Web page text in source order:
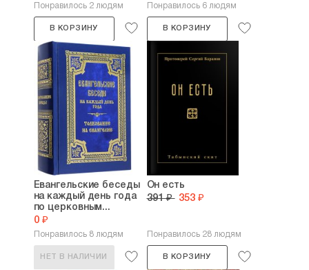
Понравилось 2 людям
В КОРЗИНУ
Понравилось 6 людям
В КОРЗИНУ
Евангельские беседы
на каждый день года
по церковным...
0 ₽
Понравилось 8 людям
НЕТ В НАЛИЧИИ
Он есть
391 ₽ 353 ₽
Понравилось 28 людям
В КОРЗИНУ